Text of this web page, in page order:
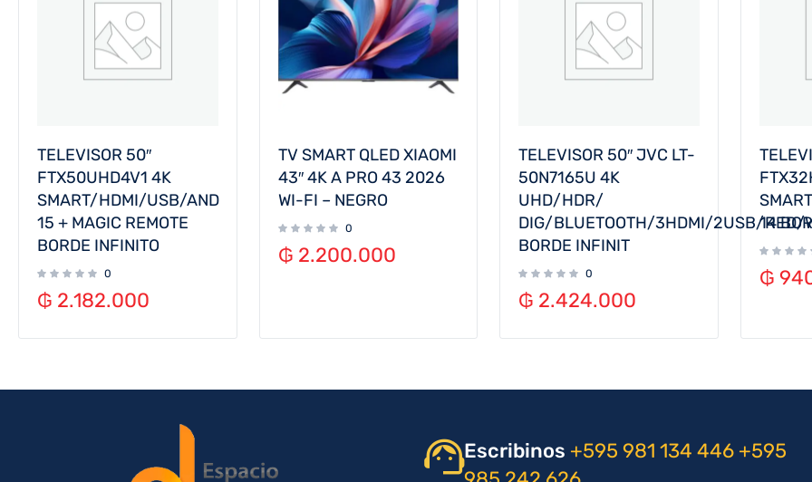
TELEVISOR 50″
FTX50UHD4V1 4K
SMART/HDMI/USB/AND
15 + MAGIC REMOTE
BORDE INFINITO
0
₲ 2.182.000
TV SMART QLED XIAOMI
43″ 4K A PRO 43 2026
WI-FI – NEGRO
0
₲ 2.200.000
TELEVISOR 50″ JVC LT-
50N7165U 4K
UHD/HDR/
DIG/BLUETOOTH/3HDMI/2USB/RED/
BORDE INFINIT
0
₲ 2.424.000
14
₲
Escribinos +595 981 134 446 +595